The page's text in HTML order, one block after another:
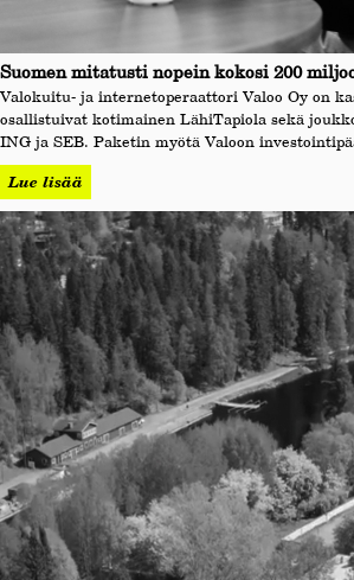
Suomen mitatusti nopein kokosi 200
Valokuitu- ja internetoperaattori Valoo Oy on
osallistuivat kotimainen LähiTapiola sekä
ING ja SEB. Paketin myötä Valoon
Lue lisää